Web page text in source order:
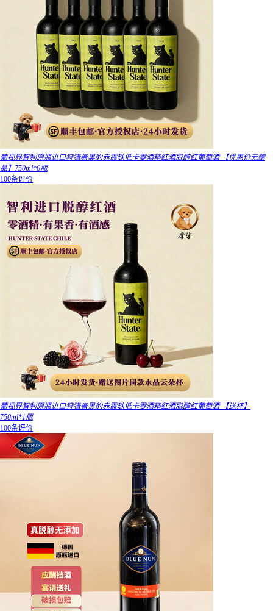
葡视界智利原瓶进口狩猎者黑豹赤霞珠低卡零酒精红酒脱醇红葡萄酒 【优惠价无赠
品】750ml*6瓶
100条评价
葡视界智利原瓶进口狩猎者黑豹赤霞珠低卡零酒精红酒脱醇红葡萄酒 【送杯】
750ml*1瓶
100条评价